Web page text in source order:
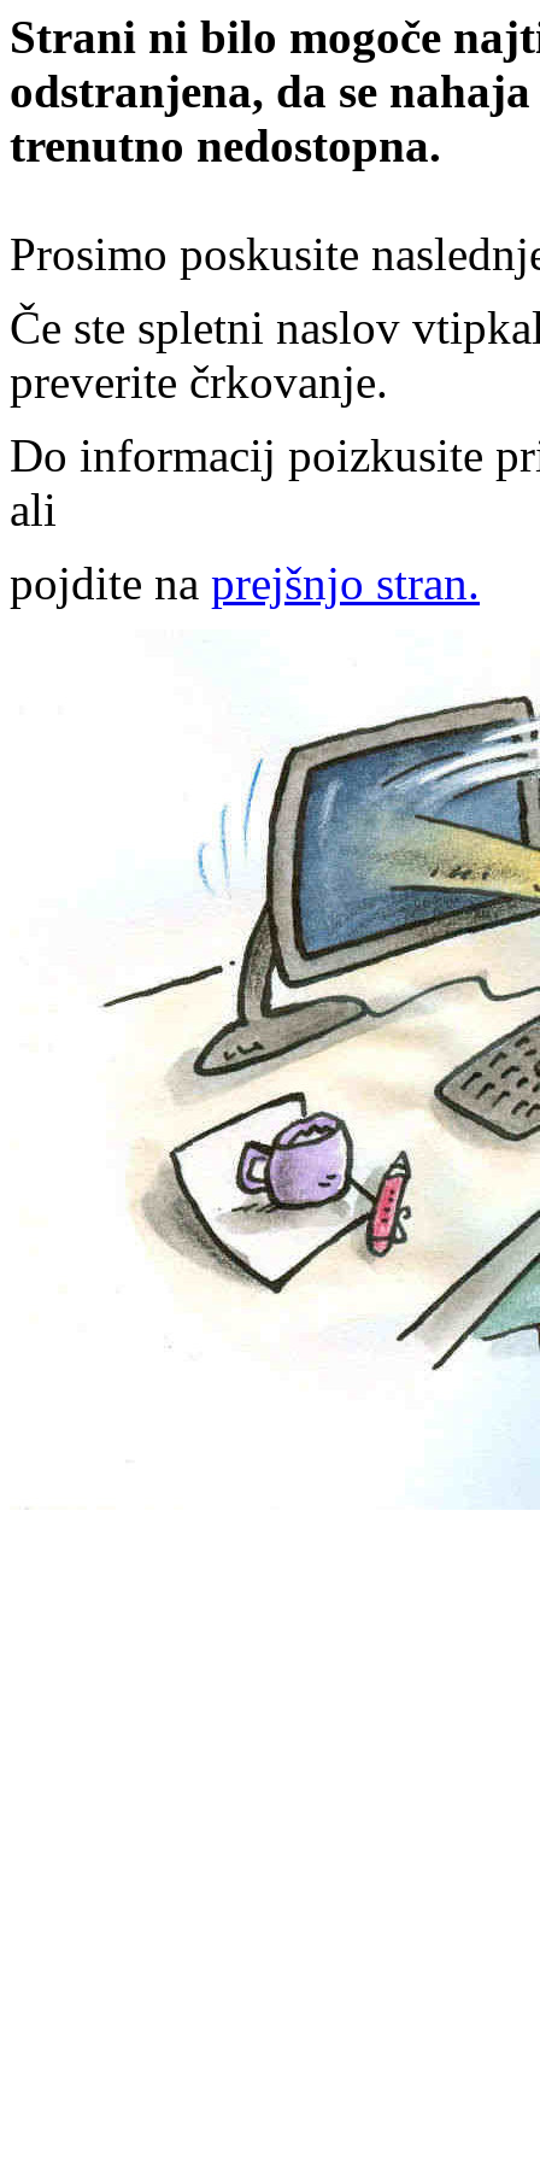
Strani ni bilo mogoče
odstranjena, da se
trenutno nedostopna.
Prosimo poskusite
Če ste spletni naslov
preverite črkovanje.
Do informacij poizkusite
ali
pojdite na prejšnjo stran.